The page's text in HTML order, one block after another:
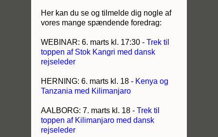
Her kan du se og tilmelde dig nogle af
vores mange spændende foredrag:
WEBINAR: 6. marts kl. 17:30 - Trek til
toppen af Stok Kangri med dansk
rejseleder
HERNING: 6. marts kl. 18 - Kenya og
Tanzania med Kilimanjaro
AALBORG: 7. marts kl. 18 - Trek til
toppen af Kilimanjaro med dansk
rejseleder